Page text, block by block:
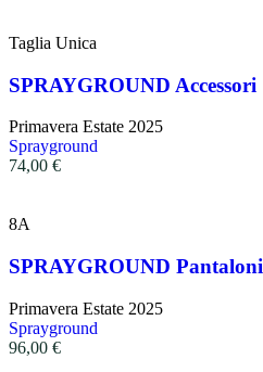
Taglia Unica
SPRAYGROUND Accessori
Primavera Estate 2025
Sprayground
74,00 €
8A
SPRAYGROUND Pantaloni
Primavera Estate 2025
Sprayground
96,00 €